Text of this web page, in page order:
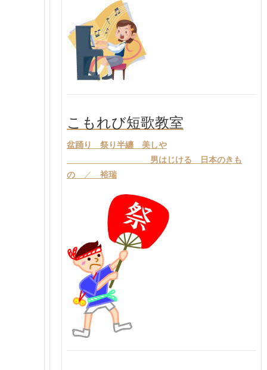
こもれび短歌教室
盆踊り 祭り半纏 美しや
男はじける 日本のきも
の ／ 裕瑞